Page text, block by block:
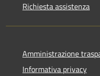
Richiesta assistenza
Amministrazione
Informativa privacy